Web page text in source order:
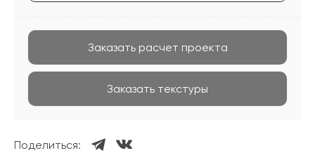
Заказать расчет проекта
Заказать текстуры
Поделиться: